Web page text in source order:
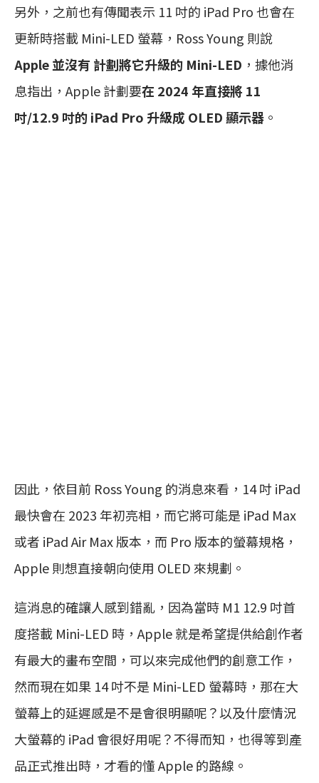
另外，之前也有傳聞表示 11 吋的 iPad Pro 也會在
更新時搭載 Mini-LED 螢幕，Ross Young 則說
Apple 並沒有 計劃將它升級的 Mini-LED ，據他消
息指出，Apple 計劃要在 2024 年直接將 11
吋/12.9 吋的 iPad Pro 升級成 OLED 顯示器 。
因此，依目前 Ross Young 的消息來看，14 吋 iPad
最快會在 2023 年初亮相，而它將可能是 iPad Max
或者 iPad Air Max 版本，而 Pro 版本的螢幕規格，
Apple 則想直接朝向使用 OLED 來規劃。
這消息的確讓人感到錯亂，因為當時 M1 12.9 吋首
度搭載 Mini-LED 時，Apple 就是希望提供給創作者
有最大的畫布空間，可以來完成他們的創意工作，
然而現在如果 14 吋不是 Mini-LED 螢幕時，那在大
螢幕上的延遲感是不是會很明顯呢？以及什麼情況
大螢幕的 iPad 會很好用呢？不得而知，也得等到產
品正式推出時，才看的懂 Apple 的路線。